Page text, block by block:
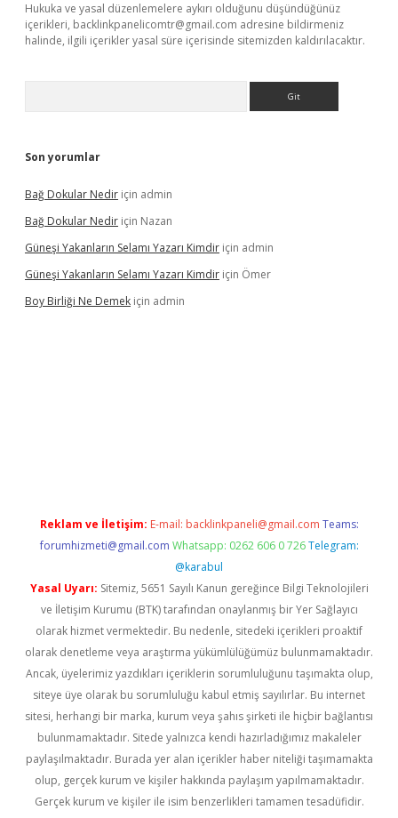
Hukuka ve yasal düzenlemelere aykırı olduğunu düşündüğünüz
içerikleri, backlinkpanelicomtr@gmail.com adresine bildirmeniz
halinde, ilgili içerikler yasal süre içerisinde sitemizden kaldırılacaktır.
Son yorumlar
Bağ Dokular Nedir için admin
Bağ Dokular Nedir için Nazan
Güneşi Yakanların Selamı Yazarı Kimdir için admin
Güneşi Yakanların Selamı Yazarı Kimdir için Ömer
Boy Birliği Ne Demek için admin
Reklam ve İletişim: E-mail: backlinkpaneli@gmail.com Teams:
forumhizmeti@gmail.com Whatsapp: 0262 606 0 726 Telegram:
@karabul
Yasal Uyarı: Sitemiz, 5651 Sayılı Kanun gereğince Bilgi Teknolojileri
ve İletişim Kurumu (BTK) tarafından onaylanmış bir Yer Sağlayıcı
olarak hizmet vermektedir. Bu nedenle, sitedeki içerikleri proaktif
olarak denetleme veya araştırma yükümlülüğümüz bulunmamaktadır.
Ancak, üyelerimiz yazdıkları içeriklerin sorumluluğunu taşımakta olup,
siteye üye olarak bu sorumluluğu kabul etmiş sayılırlar. Bu internet
sitesi, herhangi bir marka, kurum veya şahıs şirketi ile hiçbir bağlantısı
bulunmamaktadır. Sitede yalnızca kendi hazırladığımız makaleler
paylaşılmaktadır. Burada yer alan içerikler haber niteliği taşımamakta
olup, gerçek kurum ve kişiler hakkında paylaşım yapılmamaktadır.
Gerçek kurum ve kişiler ile isim benzerlikleri tamamen tesadüfidir.